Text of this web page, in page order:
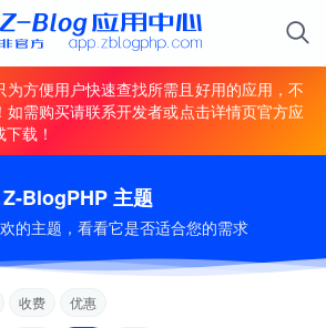
为方便用户快速查找所需且好用的应用，不
如需购买请联系开发者或点击详情页官方应
载！
Z-BlogPHP 主题
的主题，看看它是否适合您的需求
收费 优惠